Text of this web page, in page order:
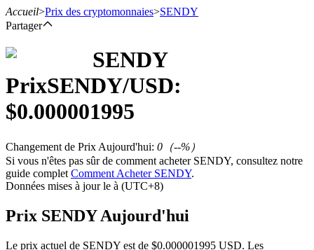
Contrats à terme
Futures USDT
Futures utilisant l'USDT comme garantie
Accueil>Prix des cryptomonnaies>SENDY
Partager
SENDY
PrixSENDY/USD:
$0.000001995
Changement de Prix Aujourd'hui: 0 （--%）
Si vous n'êtes pas sûr de comment acheter SENDY, consultez notre
guide complet Comment Acheter SENDY.
Données mises à jour le à (UTC+8)
Prix SENDY Aujourd'hui
Le prix actuel de SENDY est de $0.000001995 USD. Les